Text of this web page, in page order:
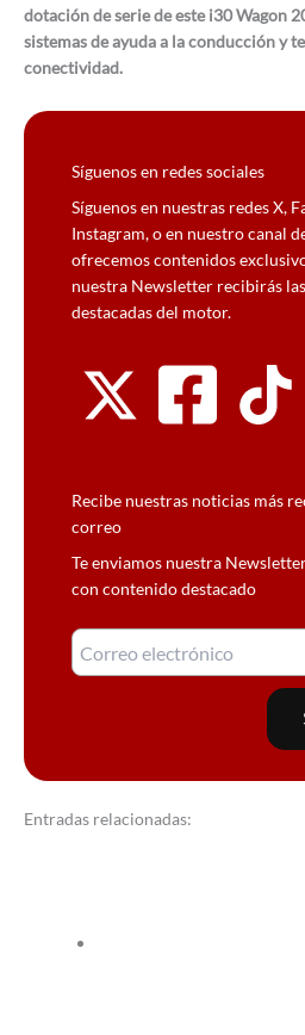
dotación de serie de este i30 Wagon
sistemas de ayuda a la conducción y
conectividad.
Síguenos en redes sociales
Síguenos en nuestras redes X,
Instagram, o en nuestro canal
ofrecemos contenidos
nuestra Newsletter recibirás
destacadas del motor.
Recibe nuestras noticias más
correo
Te enviamos nuestra
con contenido destacado
Entradas relacionadas: